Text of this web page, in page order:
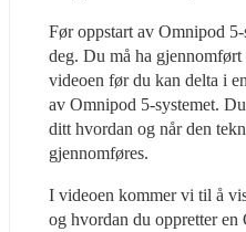
Før oppstart av Omnipod
deg. Du må ha
videoen før du kan delta i
av Omnipod 5-systemet.
ditt hvordan og når den
gjennomføres.
I videoen kommer vi til å
og hvordan du oppretter